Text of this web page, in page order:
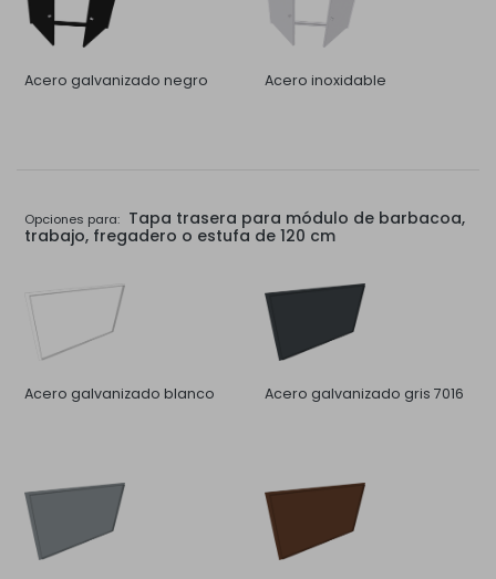
Acero galvanizado negro Acero inoxidable
Opciones para: Tapa trasera para módulo de barbacoa,
trabajo, fregadero o estufa de 120 cm
Acero galvanizado blanco Acero galvanizado gris 7016